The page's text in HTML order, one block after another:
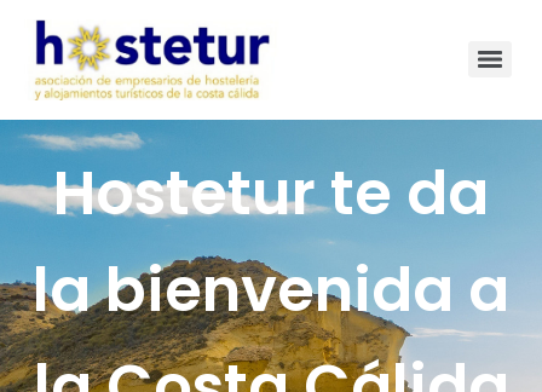
Hostetur te da
la bienvenida a